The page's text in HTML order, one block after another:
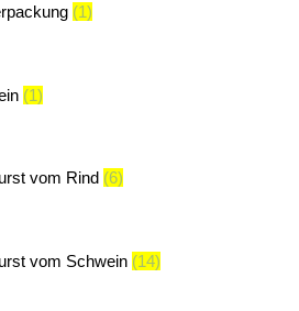
(1)
(1)
vom Rind (6)
vom Schwein (14)